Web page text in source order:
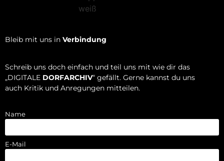
Bleib mit uns in Verbindung
Schreib uns doch einfach und teil uns mit wie dir das
„DIGITALE DORFARCHIV“ gefällt. Gerne kannst du uns
auch Kritik und Anregungen mitteilen.
Name
E-Mail